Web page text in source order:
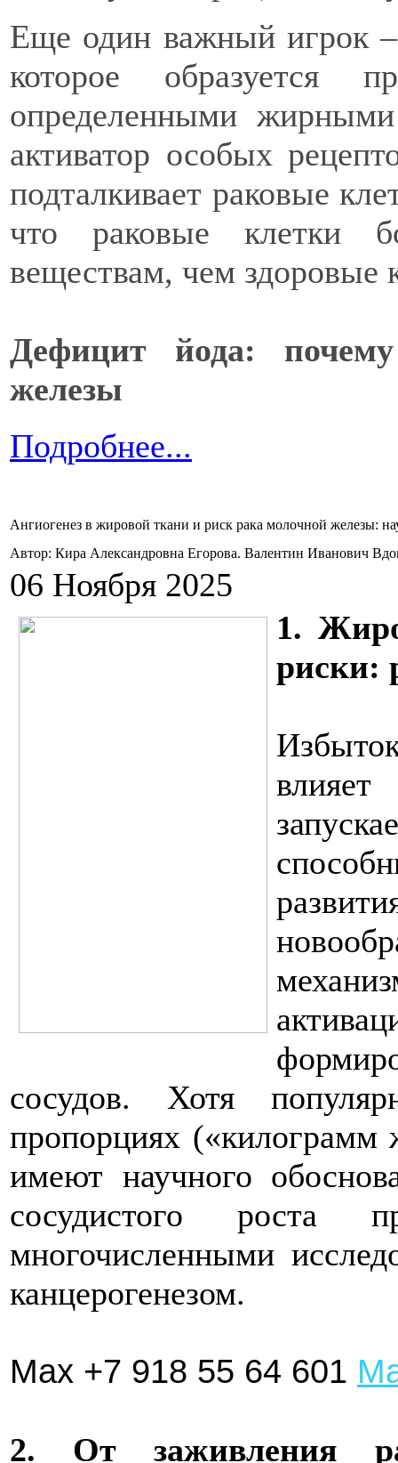
Еще один важный игрок
которое образуется
определенными
активатор особых
подталкивает раковые
что раковые клетки
веществам, чем здоровые
Дефицит йода:
железы
Подробнее...
Ангиогенез в жировой ткани и риск рака молочной железы:
Автор: Кира Александровна Егорова. Валентин Иванович
06 Ноября 2025
1.
риски:
сосудов. Хотя
пропорциях («килограмм
имеют научного
сосудистого роста
многочисленными
канцерогенезом.
Max +7 918 55 64 601
2. От заживления